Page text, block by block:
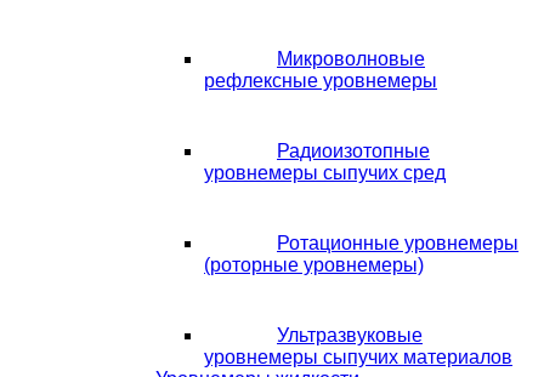
Микроволновые
рефлексные уровнемеры
Радиоизотопные
уровнемеры сыпучих сред
Ротационные уровнемеры
(роторные уровнемеры)
Ультразвуковые
уровнемеры сыпучих материалов